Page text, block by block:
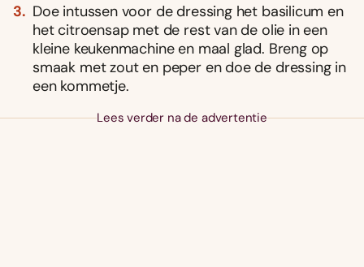
Doe intussen voor de dressing het basilicum en
het citroensap met de rest van de olie in een
kleine keukenmachine en maal glad. Breng op
smaak met zout en peper en doe de dressing in
een kommetje.
Lees verder na de advertentie